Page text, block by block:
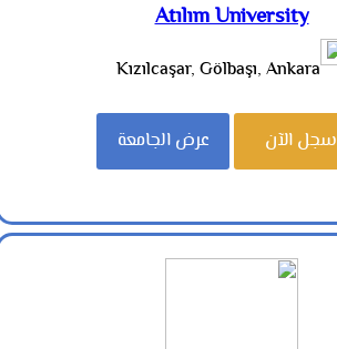
Atılım University
Kızılcaşar, Gölbaşı, Ankara
سجل الآن عرض الجامعة